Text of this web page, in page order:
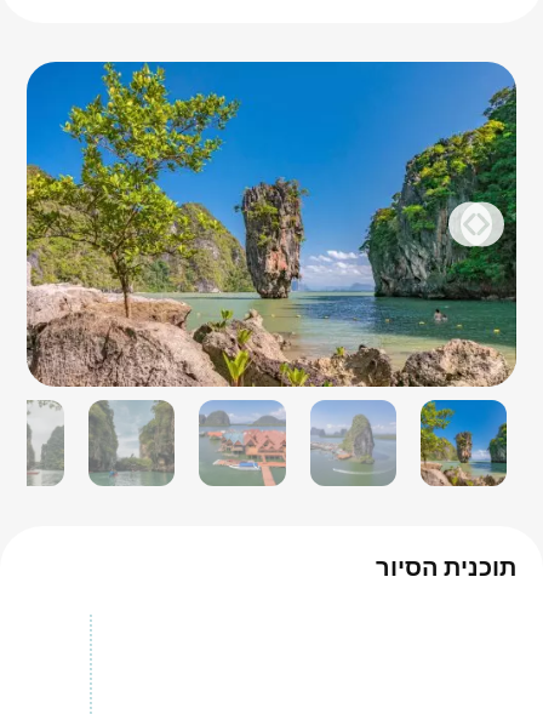
תוכנית הסיור